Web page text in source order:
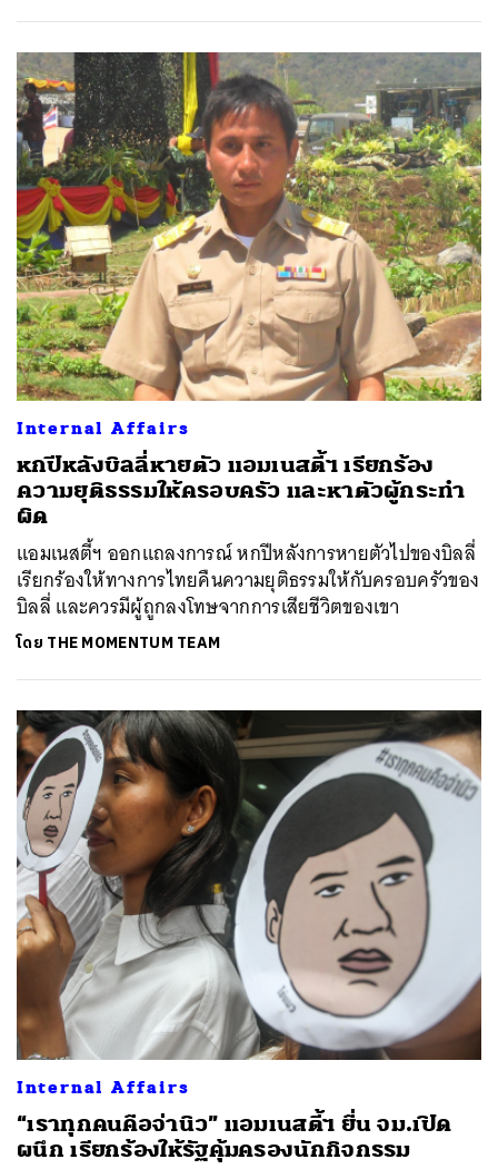
Internal Affairs
หกปีหลังบิลลี่หายตัว แอมเนสตี้ฯ เรียกร้อง
ความยุติธรรมให้ครอบครัว และหาตัวผู้กระทำ
ผิด
แอมเนสตี้ฯ ออกแถลงการณ์ หกปีหลังการหายตัวไปของบิลลี่
เรียกร้องให้ทางการไทยคืนความยุติธรรมให้กับครอบครัวของ
บิลลี่ และควรมีผู้ถูกลงโทษจากการเสียชีวิตของเขา
โดย THE MOMENTUM TEAM
Internal Affairs
“เราทุกคนคือจ่านิว” แอมเนสตี้ฯ ยื่น จม.เปิด
ผนึก เรียกร้องให้รัฐคุ้มครองนักกิจกรรม
SHARE